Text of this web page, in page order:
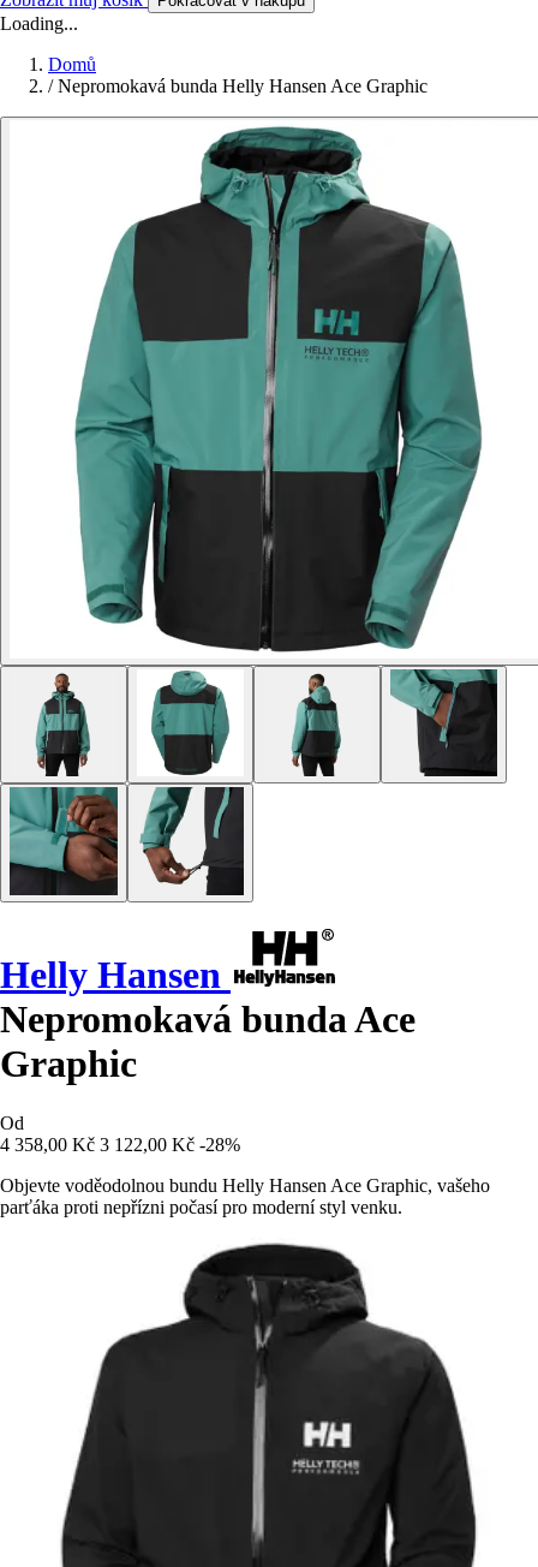
Loading...
Domů
/ Nepromokavá bunda Helly Hansen Ace Graphic
Helly Hansen
Nepromokavá bunda Ace
Graphic
Od
4 358,00 Kč 3 122,00 Kč -28%
Objevte voděodolnou bundu Helly Hansen Ace Graphic, vašeho
parťáka proti nepřízni počasí pro moderní styl venku.